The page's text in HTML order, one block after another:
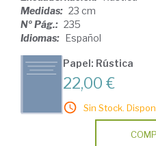
Medidas: 23 cm
Nº Pág.: 235
Idiomas: Español
Papel: Rústica
22,00 €
Sin Stock.